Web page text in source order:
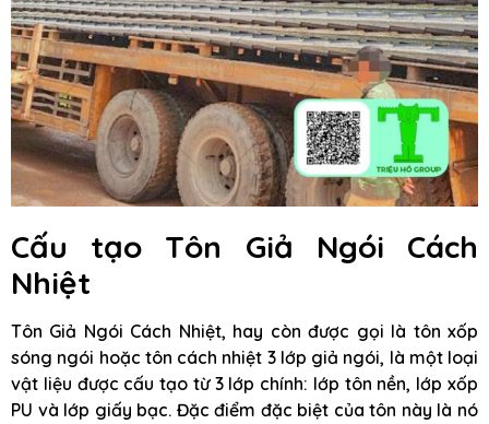
Cấu tạo Tôn Giả Ngói Cách
Nhiệt
Tôn Giả Ngói Cách Nhiệt, hay còn được gọi là tôn xốp
sóng ngói hoặc tôn cách nhiệt 3 lớp giả ngói, là một loại
vật liệu được cấu tạo từ 3 lớp chính: lớp tôn nền, lớp xốp
PU và lớp giấy bạc. Đặc điểm đặc biệt của tôn này là nó